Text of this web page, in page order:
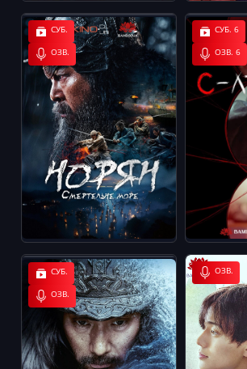
СУБ.
ОЗВ.
СУБ. 6
ОЗВ. 6
СУБ.
ОЗВ.
ОЗВ.